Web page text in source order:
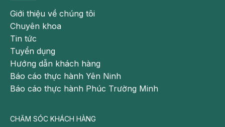
Giới thiệu về chúng tôi
Chuyên khoa
Tin tức
Tuyển dụng
Hướng dẫn khách hàng
Báo cáo thực hành Yên Ninh
Báo cáo thực hành Phúc Trường Minh
CHĂM SÓC KHÁCH HÀNG